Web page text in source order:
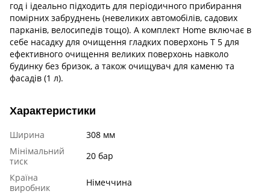
год і ідеально підходить для періодичного прибирання
помірних забруднень (невеликих автомобілів, садових
парканів, велосипедів тощо). А комплект Home включає в
себе насадку для очищення гладких поверхонь T 5 для
ефективного очищення великих поверхонь навколо
будинку без бризок, а також очищувач для каменю та
фасадів (1 л).
Характеристики
Ширина
308 мм
Мінімальний
тиск
20 бар
Країна
виробник
Німеччина